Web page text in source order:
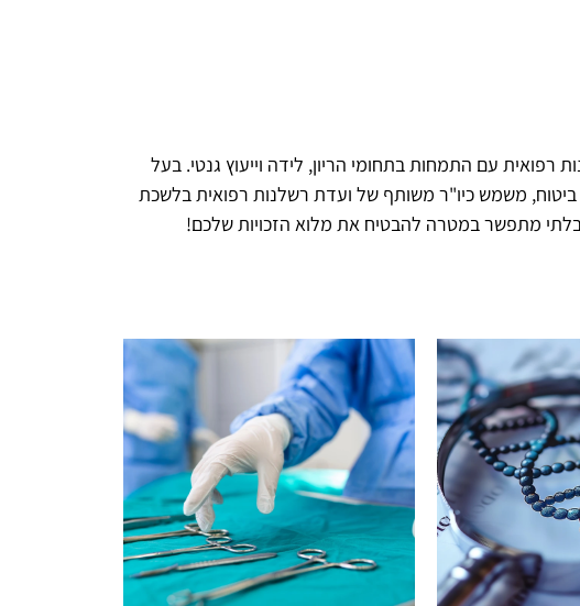
רפואית עם התמחות בתחומי הריון, לידה וייעוץ גנטי. בעל
וחברות ביטוח, משמש כיו"ר משותף של ועדת רשלנות רפואית בלשכת
ובלתי מתפשר במטרה להבטיח את מלוא הזכויות שלכם!